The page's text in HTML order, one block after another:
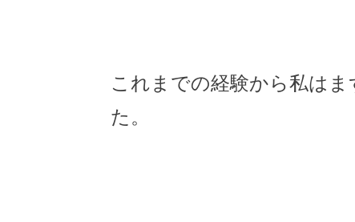
これまでの経験から私は
た。